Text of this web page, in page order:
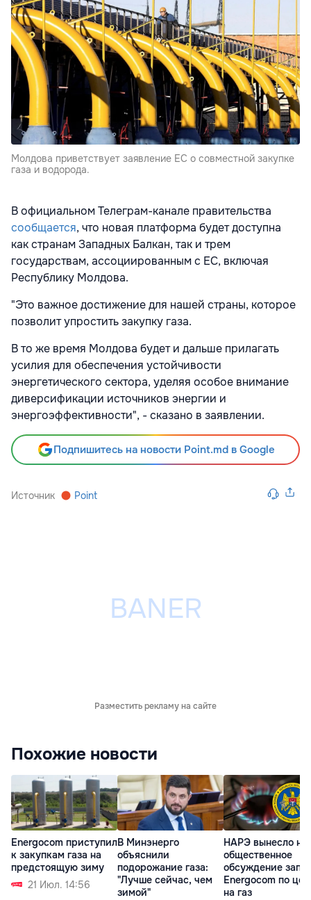
Молдова приветствует заявление ЕС о совместной закупке
газа и водорода.
В официальном Телеграм-канале правительства
сообщается, что новая платформа будет доступна
как странам Западных Балкан, так и трем
государствам, ассоциированным с ЕС, включая
Республику Молдова.
"Это важное достижение для нашей страны, которое
позволит упростить закупку газа.
В то же время Молдова будет и дальше прилагать
усилия для обеспечения устойчивости
энергетического сектора, уделяя особое внимание
диверсификации источников энергии и
энергоэффективности", - сказано в заявлении.
Подпишитесь на новости Point.md в Google
Источник Point
Разместить рекламу на сайте
Похожие новости
Energocom приступил
к закупкам газа на
предстоящую зиму
21 Июл. 14:56
В Минэнерго
объяснили
подорожание газа:
"Лучше сейчас, чем
зимой"
НАРЭ вынесло на
общественное
обсуждение
Energocom по
на газ